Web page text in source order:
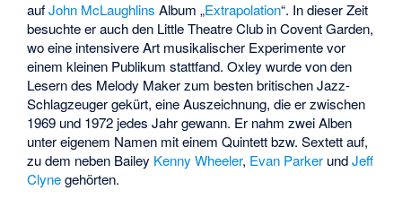
aufJohn McLaughlins Album „Extrapolation“. In dieser Zeit
besuchte er auch den Little Theatre Club in Covent Garden,
wo eine intensivere Art musikalischer Experimente vor
einem kleinen Publikum stattfand. Oxley wurde von den
Lesern des Melody Maker zum besten britischen Jazz-
Schlagzeuger gekürt, eine Auszeichnung, die er zwischen
1969 und 1972 jedes Jahr gewann. Er nahm zwei Alben
unter eigenem Namen mit einem Quintett bzw. Sextett auf,
zu dem neben Bailey Kenny Wheeler, Evan Parker undJeff
Clynegehörten.